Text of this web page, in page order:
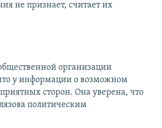
не признает, считает их
организации
у информации о возможном
сторон. Она уверена, что
политическим